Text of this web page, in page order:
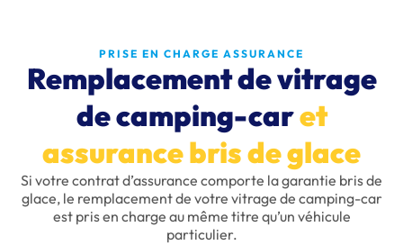
PRISE EN CHARGE ASSURANCE
Remplacement de vitrage
de camping-caret
assurance bris de glace
Si votre contrat d’assurance comporte la garantie bris de
glace, le remplacement de votre vitrage de camping-car
est pris en charge au même titre qu’un véhicule
particulier.